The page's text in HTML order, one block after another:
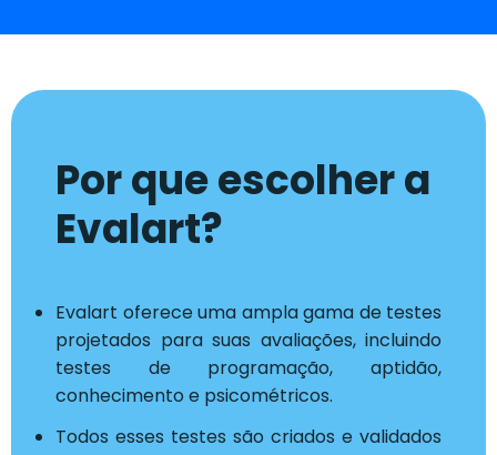
Por que escolher a
Evalart?
Evalart oferece uma ampla gama de testes
projetados para suas avaliações, incluindo
testes de programação, aptidão,
conhecimento e psicométricos.
Todos esses testes são criados e validados